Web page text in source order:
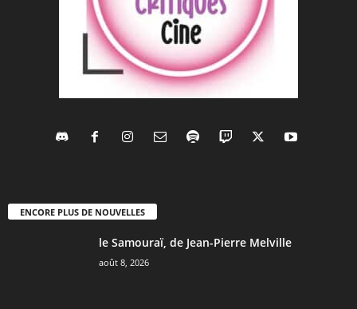
ENCORE PLUS DE NOUVELLES
le Samouraï, de Jean-Pierre Melville
août 8, 2026